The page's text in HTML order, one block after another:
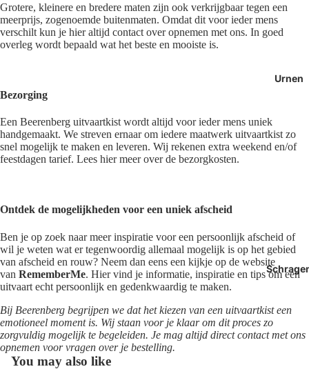
Urnen
Grotere, kleinere en bredere maten zijn ook verkrijgbaar tegen een
meerprijs, zogenoemde buitenmaten. Omdat dit voor ieder mens
verschilt kun je hier altijd contact over opnemen met ons. In goed
overleg wordt bepaald wat het beste en mooiste is.
Bezorging
Een Beerenberg uitvaartkist wordt altijd voor ieder mens uniek
handgemaakt. We streven ernaar om iedere maatwerk uitvaartkist zo
snel mogelijk te maken en leveren. Wij rekenen extra weekend en/of
feestdagen tarief. Lees hier meer over de bezorgkosten.
Ontdek de mogelijkheden voor een uniek afscheid
Ben je op zoek naar meer inspiratie voor een persoonlijk afscheid of
wil je weten wat er tegenwoordig allemaal mogelijk is op het gebied
van afscheid en rouw? Neem dan eens een kijkje op de website
van RememberMe. Hier vind je informatie, inspiratie en tips om een
uitvaart echt persoonlijk en gedenkwaardig te maken.
Bij Beerenberg begrijpen we dat het kiezen van een uitvaartkist een
emotioneel moment is. Wij staan voor je klaar om dit proces zo
zorgvuldig mogelijk te begeleiden. Je mag altijd direct contact met ons
opnemen voor vragen over je bestelling.
You may also like